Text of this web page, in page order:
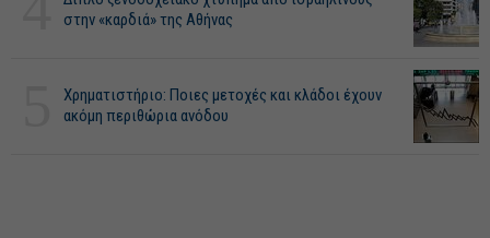
στην «καρδιά» της Αθήνας
Χρηματιστήριο: Ποιες μετοχές και κλάδοι έχουν
ακόμη περιθώρια ανόδου